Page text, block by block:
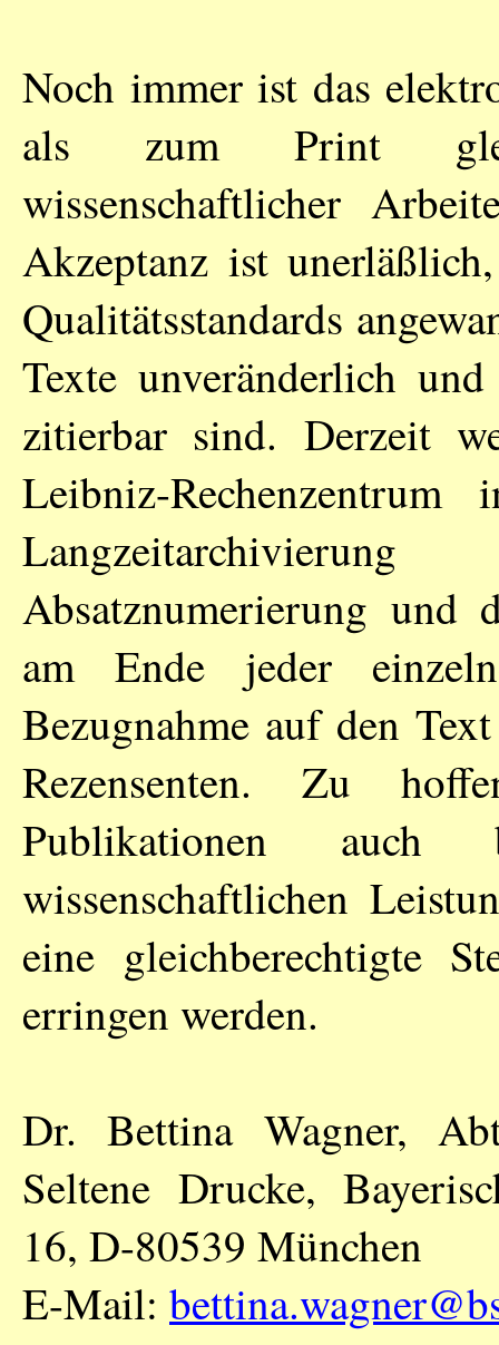
Noch immer ist das
als zum Print
wissenschaftlicher
Akzeptanz ist
Qualitätsstandards
Texte unveränderlich
zitierbar sind. Derzeit
Leibniz-
Absatznumerierung und
am Ende jeder
Bezugnahme auf den
Rezensenten. Zu
Publikationen
wissenschaftlichen
eine gleichberechtigte
erringen werden.
Dr. Bettina Wagner,
Seltene Drucke,
16, D-80539 München
E-Mail: